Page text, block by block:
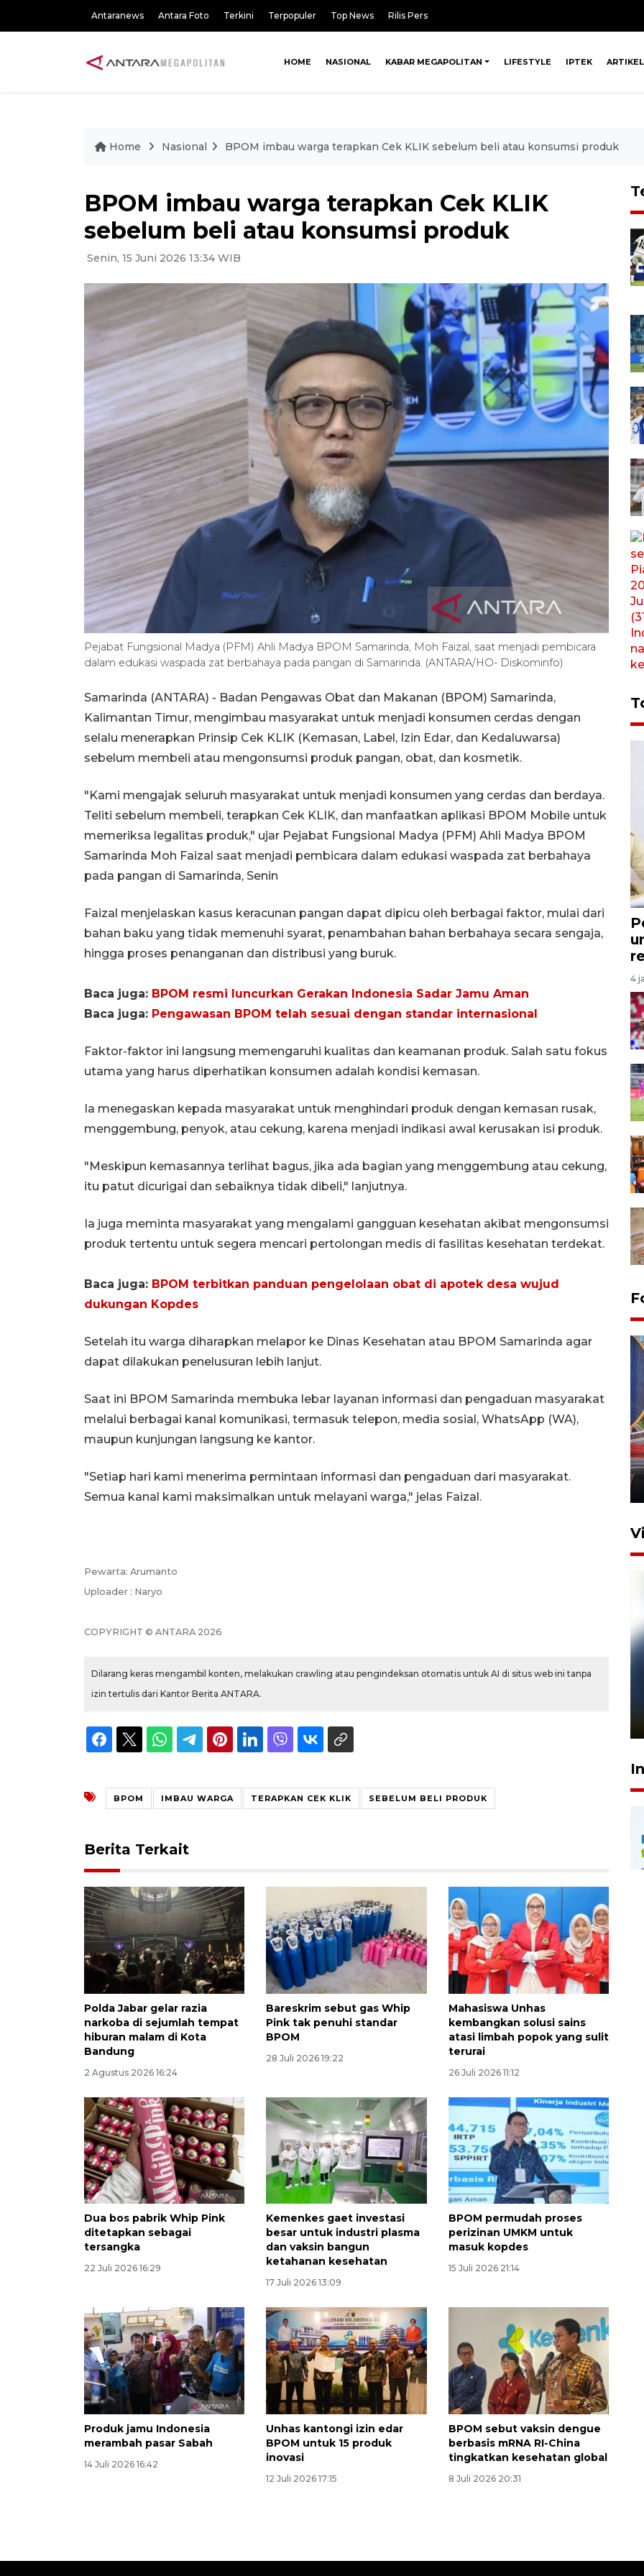
Antaranews Antara Foto Terkini Terpopuler Top News Rilis Pers
HOME NASIONAL KABAR MEGAPOLITAN LIFESTYLE IPTEK ARTIKEL
Home Nasional BPOM imbau warga terapkan Cek KLIK sebelum beli atau konsumsi produk
BPOM imbau warga terapkan Cek KLIK
sebelum beli atau konsumsi produk
Senin, 15 Juni 2026 13:34 WIB
Pejabat Fungsional Madya (PFM) Ahli Madya BPOM Samarinda, Moh Faizal, saat menjadi pembicara
dalam edukasi waspada zat berbahaya pada pangan di Samarinda. (ANTARA/HO- Diskominfo)
Samarinda (ANTARA) - Badan Pengawas Obat dan Makanan (BPOM) Samarinda,
Kalimantan Timur, mengimbau masyarakat untuk menjadi konsumen cerdas dengan
selalu menerapkan Prinsip Cek KLIK (Kemasan, Label, Izin Edar, dan Kedaluwarsa)
sebelum membeli atau mengonsumsi produk pangan, obat, dan kosmetik.
"Kami mengajak seluruh masyarakat untuk menjadi konsumen yang cerdas dan berdaya.
Teliti sebelum membeli, terapkan Cek KLIK, dan manfaatkan aplikasi BPOM Mobile untuk
memeriksa legalitas produk," ujar Pejabat Fungsional Madya (PFM) Ahli Madya BPOM
Samarinda Moh Faizal saat menjadi pembicara dalam edukasi waspada zat berbahaya
pada pangan di Samarinda, Senin
Faizal menjelaskan kasus keracunan pangan dapat dipicu oleh berbagai faktor, mulai dari
bahan baku yang tidak memenuhi syarat, penambahan bahan berbahaya secara sengaja,
hingga proses penanganan dan distribusi yang buruk.
Baca juga: BPOM resmi luncurkan Gerakan Indonesia Sadar Jamu Aman
Baca juga: Pengawasan BPOM telah sesuai dengan standar internasional
Faktor-faktor ini langsung memengaruhi kualitas dan keamanan produk. Salah satu fokus
utama yang harus diperhatikan konsumen adalah kondisi kemasan.
Ia menegaskan kepada masyarakat untuk menghindari produk dengan kemasan rusak,
menggembung, penyok, atau cekung, karena menjadi indikasi awal kerusakan isi produk.
"Meskipun kemasannya terlihat bagus, jika ada bagian yang menggembung atau cekung,
itu patut dicurigai dan sebaiknya tidak dibeli," lanjutnya.
Ia juga meminta masyarakat yang mengalami gangguan kesehatan akibat mengonsumsi
produk tertentu untuk segera mencari pertolongan medis di fasilitas kesehatan terdekat.
Baca juga: BPOM terbitkan panduan pengelolaan obat di apotek desa wujud
dukungan Kopdes
Setelah itu warga diharapkan melapor ke Dinas Kesehatan atau BPOM Samarinda agar
dapat dilakukan penelusuran lebih lanjut.
Saat ini BPOM Samarinda membuka lebar layanan informasi dan pengaduan masyarakat
melalui berbagai kanal komunikasi, termasuk telepon, media sosial, WhatsApp (WA),
maupun kunjungan langsung ke kantor.
"Setiap hari kami menerima permintaan informasi dan pengaduan dari masyarakat.
Semua kanal kami maksimalkan untuk melayani warga," jelas Faizal.
Pewarta: Arumanto
Uploader : Naryo
COPYRIGHT © ANTARA 2026
Dilarang keras mengambil konten, melakukan crawling atau pengindeksan otomatis untuk AI di situs web ini tanpa
izin tertulis dari Kantor Berita ANTARA.
BPOM IMBAU WARGA TERAPKAN CEK KLIK SEBELUM BELI PRODUK
Berita Terkait
Polda Jabar gelar razia
narkoba di sejumlah tempat
hiburan malam di Kota
Bandung
2 Agustus 2026 16:24
Bareskrim sebut gas Whip
Pink tak penuhi standar
BPOM
28 Juli 2026 19:22
Mahasiswa Unhas
kembangkan solusi sains
atasi limbah popok yang sulit
terurai
26 Juli 2026 11:12
Dua bos pabrik Whip Pink
ditetapkan sebagai
tersangka
22 Juli 2026 16:29
Kemenkes gaet investasi
besar untuk industri plasma
dan vaksin bangun
ketahanan kesehatan
17 Juli 2026 13:09
BPOM permudah proses
perizinan UMKM untuk
masuk kopdes
15 Juli 2026 21:14
Produk jamu Indonesia
merambah pasar Sabah
14 Juli 2026 16:42
Unhas kantongi izin edar
BPOM untuk 15 produk
inovasi
12 Juli 2026 17:15
BPOM sebut vaksin dengue
berbasis mRNA RI-China
tingkatkan kesehatan global
8 Juli 2026 20:31
4
12 Juni 2026 18:49
Pelanggan Filaha Farm setia
Memberantas kejahatan
jalanan Jakarta
2026-08-05 18:00:00